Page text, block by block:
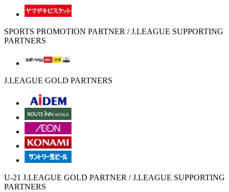
SPORTS PROMOTION PARTNER / J.LEAGUE SUPPORTING
PARTNERS
J.LEAGUE GOLD PARTNERS
U-21 J.LEAGUE GOLD PARTNER / J.LEAGUE SUPPORTING
PARTNERS